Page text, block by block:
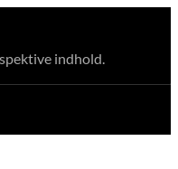
indhold.